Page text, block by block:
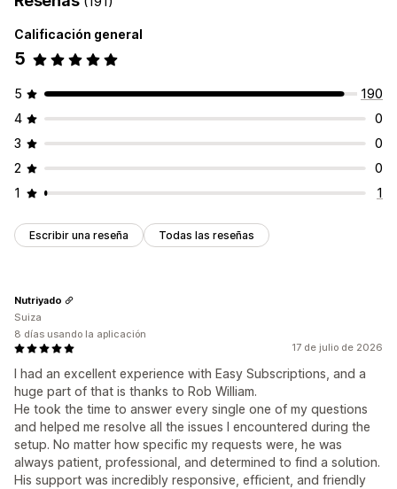
Calificación general
5
5
190
4
0
3
0
2
0
1
1
Escribir una reseña Todas las reseñas
17 de julio de 2026
I had an excellent experience with Easy Subscriptions, and a
huge part of that is thanks to Rob William.
He took the time to answer every single one of my questions
and helped me resolve all the issues I encountered during the
setup. No matter how specific my requests were, he was
always patient, professional, and determined to find a solution.
His support was incredibly responsive, efficient, and friendly
Nutriyado
Suiza
8 días usando la aplicación